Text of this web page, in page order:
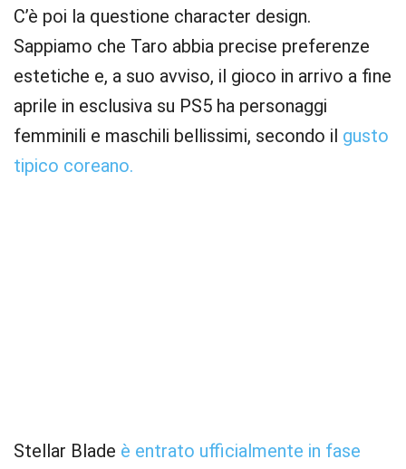
C’è poi la questione character design.
Sappiamo che Taro abbia precise preferenze
estetiche e, a suo avviso, il gioco in arrivo a fine
aprile in esclusiva su PS5 ha personaggi
femminili e maschili bellissimi, secondo il gusto
tipico coreano.
Stellar Blade è entrato ufficialmente in fase